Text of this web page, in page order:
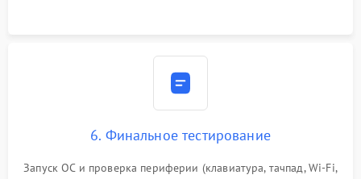
6. Финальное тестирование
Запуск ОС и проверка периферии (клавиатура, тачпад, Wi-Fi,